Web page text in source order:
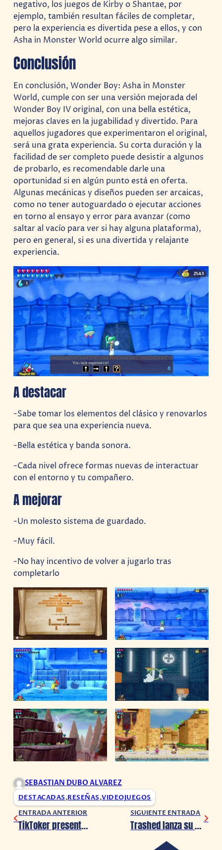
negativo, los juegos de Kirby o Shantae, por
ejemplo, también resultan fáciles de completar,
pero la experiencia es divertida pese a ellos, y con
Asha in Monster World ocurre algo similar.
Conclusión
En conclusión, Wonder Boy: Asha in Monster
World, cumple con ser una versión mejorada del
Wonder Boy IV original, con una bella estética,
mejoras claves en la jugabilidad y divertido. Para
aquellos jugadores que experimentaron el original,
será una grata experiencia. Su corta duración y la
facilidad de ser completo puede desistir a algunos
de probarlo, es recomendable darle una
oportunidad si en algún punto está en oferta.
Algunas mecánicas y diseños pueden ser arcaicas,
como no tener autoguardado o ejecutar acciones
en torno al ensayo y error para avanzar (como
saltar al vacío para ver si hay alguna plataforma),
pero en general, si es una divertida y relajante
experiencia.
A destacar
-Sabe tomar los elementos del clásico y renovarlos
para que sea una experiencia nueva.
-Bella estética y banda sonora.
-Cada nivel ofrece formas nuevas de interactuar
con el entorno y tu compañero.
A mejorar
-Un molesto sistema de guardado.
-Muy fácil.
-No hay incentivo de volver a jugarlo tras
completarlo
SEBASTIAN DUBO ALVAREZ
DESTACADAS,RESEÑAS,VIDEOJUEGOS
ENTRADA ANTERIOR
TikToker presenta ‘Tarot Mexicano’… Con lotería mexicana
SIGUIENTE ENTRADA
Trashed lanza su versión pre-alfa 0.3 ¡Conoce cómo apoyarlos!